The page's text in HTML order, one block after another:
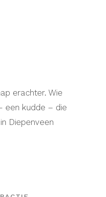
erachter. Wie
een kudde – die
Diepenveen